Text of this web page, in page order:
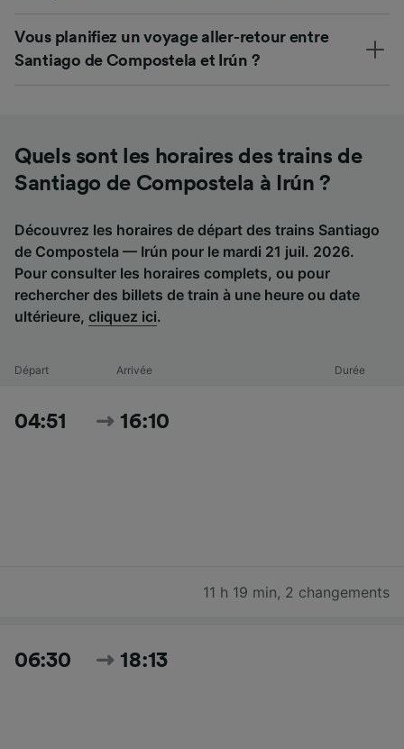
Vous planifiez un voyage aller-retour entre
Santiago de Compostela et Irún ?
Quels sont les horaires des trains de
Santiago de Compostela à Irún ?
Découvrez les horaires de départ des trains Santiago
de Compostela — Irún pour le mardi 21 juil. 2026.
Pour consulter les horaires complets, ou pour
rechercher des billets de train à une heure ou date
ultérieure, cliquez ici.
Départ Arrivée Durée
04:51 16:10
11 h 19 min, 2 changements
06:30 18:13